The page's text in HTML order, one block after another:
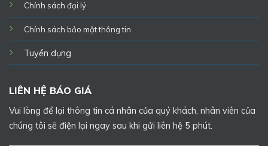
Chính sách đại lý
Chính sách bảo mật thông tin
Tuyển dụng
LIÊN HỆ BÁO GIÁ
Vui lòng để lại thông tin cá nhân của quý khách, nhân viên của
chúng tôi sẽ điện lại ngay sau khi gửi liên hệ 5 phút.